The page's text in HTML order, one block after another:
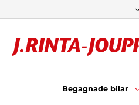
Begagnade bilar